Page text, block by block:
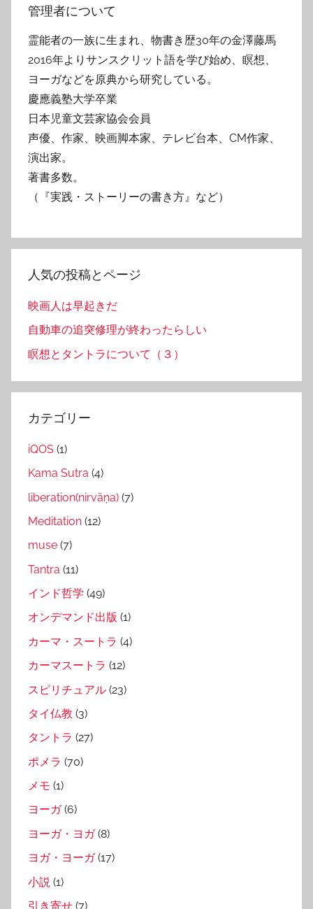
管理者について
霊能者の一族に生まれ、物書き歴30年の金澤藤馬
2016年よりサンスクリット語を学び始め、瞑想、
ヨーガなどを原典から研究している。
慶應義塾大学卒業
日本児童文芸家協会会員
声優、作家、映画脚本家、テレビ台本、CM作家、
演出家。
著書多数。
（『実践・ストーリーの書き方』など）
人気の投稿とページ
映画人は早起きだ
自動車の追突修理が終わったらしい
瞑想とタントラについて（３）
カテゴリー
iQOS (1)
Kama Sutra (4)
liberation(nirvāṇa) (7)
Meditation (12)
muse (7)
Tantra (11)
インド哲学 (49)
オンデマンド出版 (1)
カーマ・スートラ (4)
カーマスートラ (12)
スピリチュアル (23)
タイ仏教 (3)
タントラ (27)
ポメラ (70)
メモ (1)
ヨーガ(6)
ヨーガ・ヨガ(8)
ヨガ・ヨーガ(17)
小説 (1)
引き寄せ (7)